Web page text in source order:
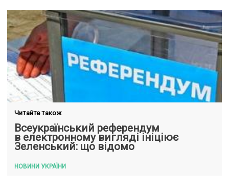
Читайте також
Всеукраїнський референдум
в електронному вигляді ініціює
Зеленський: що відомо
НОВИНИ УКРАЇНИ